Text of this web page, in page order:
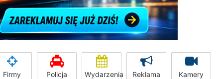
Firmy Policja Wydarzenia Reklama Kamery